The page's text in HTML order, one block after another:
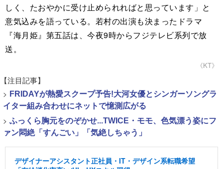
しく、たおやかに受け止められればと思っています」と
意気込みを語っている。若村の出演も決まったドラマ
『海月姫』第五話は、今夜9時からフジテレビ系列で放
送。
《KT》
【注目記事】
> FRIDAYが熱愛スクープ予告!大河女優とシンガーソングラ
イター組み合わせにネットで憶測広がる
> ふっくら胸元をのぞかせ...TWICE・モモ、色気漂う姿にフ
ァン悶絶「すんごい」「気絶しちゃう」
デザイナーアシスタント正社員・IT・デザイン系転職希望